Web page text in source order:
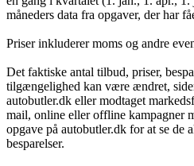
måneders data fra opgaver, der har
Priser inkluderer moms og andre
Det faktiske antal tilbud, priser,
tilgængelighed kan være ændret,
autobutler.dk eller modtaget
mail, online eller offline kampagner
opgave på autobutler.dk for at se de
besparelser.